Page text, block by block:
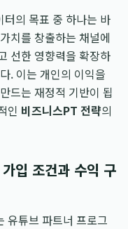
의 목표 중 하나는 바
치를 창출하는 채널에
선한 영향력을 확장하
. 이는 개인의 이익을
드는 재정적 기반이 됩
인 비즈니스PT 전략의
입 조건과 수익 구
유튜브 파트너 프로그